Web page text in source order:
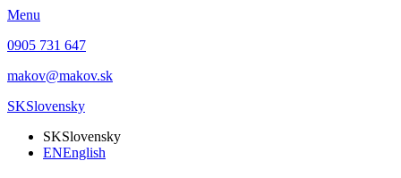
Menu
0905 731 647
makov@makov.sk
SKSlovensky
SKSlovensky
ENEnglish